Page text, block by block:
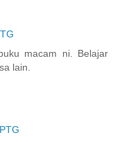
macam ni. Belajar
lain.